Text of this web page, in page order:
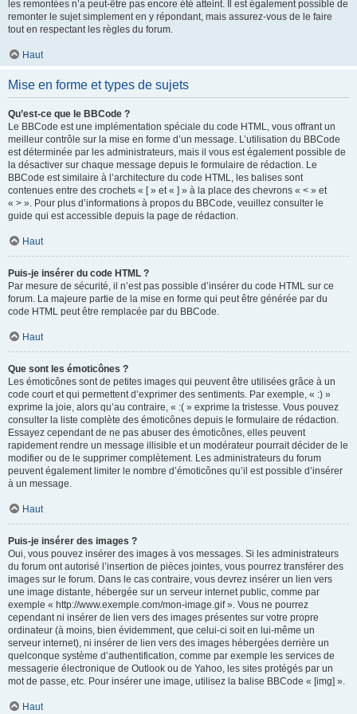
les remontées n’a peut-être pas encore été atteint. Il est également possible de
remonter le sujet simplement en y répondant, mais assurez-vous de le faire
tout en respectant les règles du forum.
Haut
Mise en forme et types de sujets
Qu’est-ce que le BBCode ?
Le BBCode est une implémentation spéciale du code HTML, vous offrant un
meilleur contrôle sur la mise en forme d’un message. L’utilisation du BBCode
est déterminée par les administrateurs, mais il vous est également possible de
la désactiver sur chaque message depuis le formulaire de rédaction. Le
BBCode est similaire à l’architecture du code HTML, les balises sont
contenues entre des crochets « [ » et « ] » à la place des chevrons « < » et
« > ». Pour plus d’informations à propos du BBCode, veuillez consulter le
guide qui est accessible depuis la page de rédaction.
Haut
Puis-je insérer du code HTML ?
Par mesure de sécurité, il n’est pas possible d’insérer du code HTML sur ce
forum. La majeure partie de la mise en forme qui peut être générée par du
code HTML peut être remplacée par du BBCode.
Haut
Que sont les émoticônes ?
Les émoticônes sont de petites images qui peuvent être utilisées grâce à un
code court et qui permettent d’exprimer des sentiments. Par exemple, « :) »
exprime la joie, alors qu’au contraire, « :( » exprime la tristesse. Vous pouvez
consulter la liste complète des émoticônes depuis le formulaire de rédaction.
Essayez cependant de ne pas abuser des émoticônes, elles peuvent
rapidement rendre un message illisible et un modérateur pourrait décider de le
modifier ou de le supprimer complètement. Les administrateurs du forum
peuvent également limiter le nombre d’émoticônes qu’il est possible d’insérer
à un message.
Haut
Puis-je insérer des images ?
Oui, vous pouvez insérer des images à vos messages. Si les administrateurs
du forum ont autorisé l’insertion de pièces jointes, vous pourrez transférer des
images sur le forum. Dans le cas contraire, vous devrez insérer un lien vers
une image distante, hébergée sur un serveur internet public, comme par
exemple « http://www.exemple.com/mon-image.gif ». Vous ne pourrez
cependant ni insérer de lien vers des images présentes sur votre propre
ordinateur (à moins, bien évidemment, que celui-ci soit en lui-même un
serveur internet), ni insérer de lien vers des images hébergées derrière un
quelconque système d’authentification, comme par exemple les services de
messagerie électronique de Outlook ou de Yahoo, les sites protégés par un
mot de passe, etc. Pour insérer une image, utilisez la balise BBCode « [img] ».
Haut